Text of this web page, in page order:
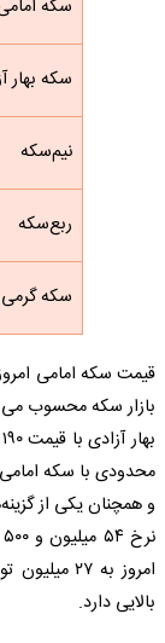
سکه
سکه بهار
نیم‌سکه
ربع‌سکه
سکه گرمی
بازار سکه محسوب
و همچنان یکی از
امروز به
بالایی دارد.